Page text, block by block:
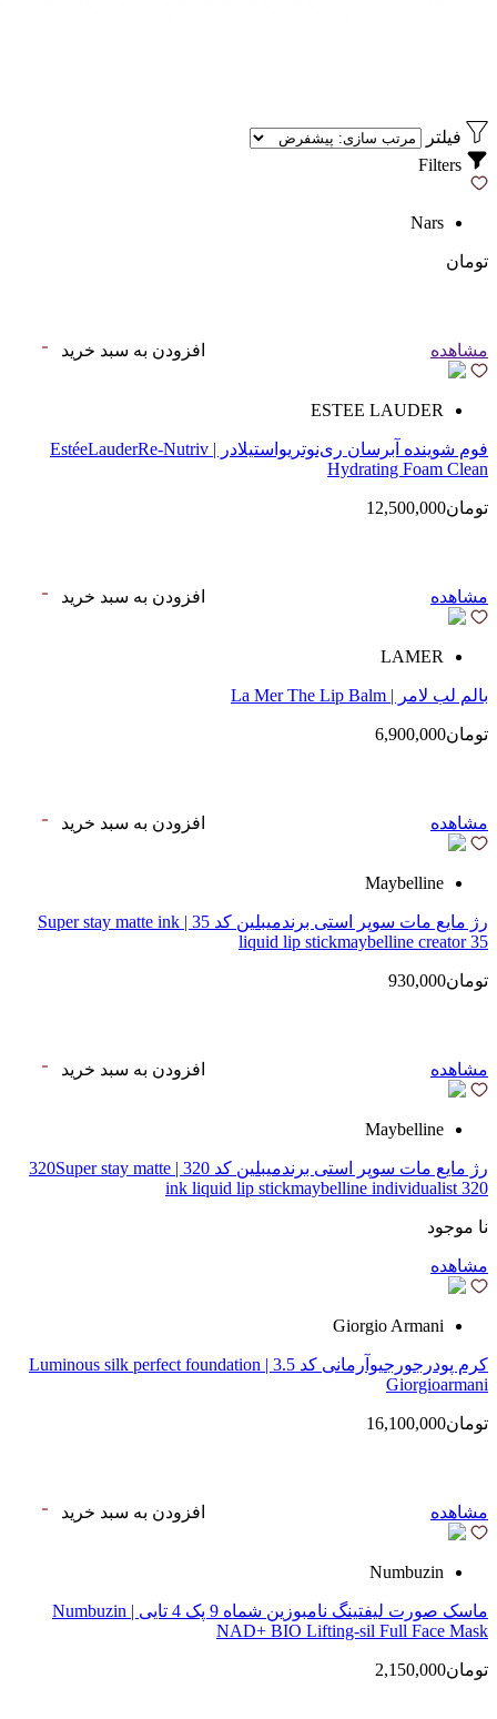
فیلتر
Nars
تومان
مشاهده افزودن به سبد خرید
ESTEE LAUDER
فوم شوینده آبرسان ری‌نوتریواستیلادر | EstéeLauderRe-Nutriv
Hydrating Foam Clean
تومان12,500,000
مشاهده افزودن به سبد خرید
LAMER
بالم لب لامر | La Mer The Lip Balm
تومان6,900,000
مشاهده افزودن به سبد خرید
Maybelline
رژ مایع مات سوپر استی‌ برندمیبلین کد 35 | Super stay matte ink
liquid lip stickmaybelline creator 35
تومان930,000
مشاهده افزودن به سبد خرید
Maybelline
رژ مایع مات سوپر استی‌ برندمیبلین کد 320 | 320Super stay matte
ink liquid lip stickmaybelline individualist 320
نا موجود
مشاهده
Giorgio Armani
کرم پودرجورجیوآرمانی کد 3.5 | Luminous silk perfect foundation
Giorgioarmani
تومان16,100,000
مشاهده افزودن به سبد خرید
Numbuzin
ماسک صورت لیفتینگ نامبوزین شماه 9 پک 4 تایی | Numbuzin
NAD+ BIO Lifting-sil Full Face Mask
تومان2,150,000